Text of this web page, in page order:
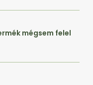
mégsem felel